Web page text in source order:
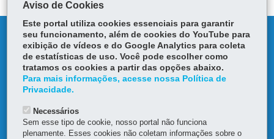
MAPA DO SITE
DENUNCIE CORRUPÇÃO
OUVIDORIA
TRANSPARÊNCIA INSTITUCIONAL
Aviso de Cookies
Este portal utiliza cookies essenciais para garantir
seu funcionamento, além de cookies do YouTube para
exibição de vídeos e do Google Analytics para coleta
de estatísticas de uso. Você pode escolher como
tratamos os cookies a partir das opções abaixo.
Para mais informações, acesse nossa Política de
Privacidade.
Necessários
Sem esse tipo de cookie, nosso portal não funciona
plenamente. Esses cookies não coletam informações sobre o